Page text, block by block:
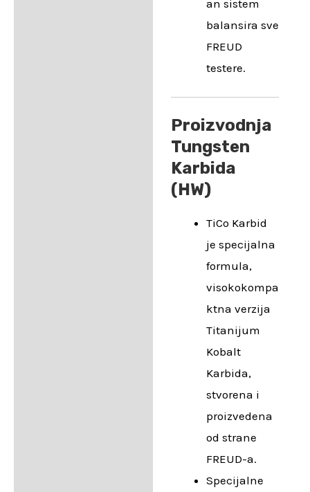
an sistem
balansira sve
FREUD
testere.
Proizvodnja
Tungsten
Karbida
(HW)
TiCo Karbid
je specijalna
formula,
visokokompa
ktna verzija
Titanijum
Kobalt
Karbida,
stvorena i
proizvedena
od strane
FREUD-a.
Specijalne